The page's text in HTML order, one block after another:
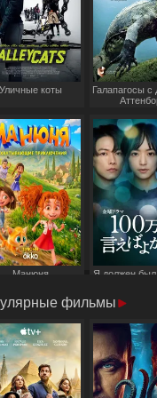
Уличные коты
Галапагосы с
Манюня
Я должен был
фильмы